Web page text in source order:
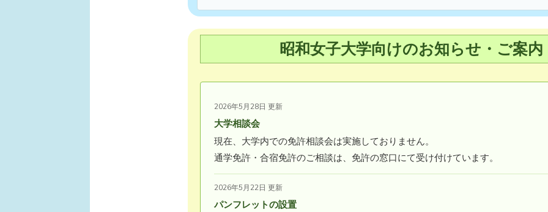
昭和女子大学向けのお知らせ・ご案内
2026年5月28日 更新
大学相談会
現在、大学内での免許相談会は実施しておりません。
通学免許・合宿免許のご相談は、免許の窓口にて受け付けています。
2026年5月22日 更新
パンフレットの設置